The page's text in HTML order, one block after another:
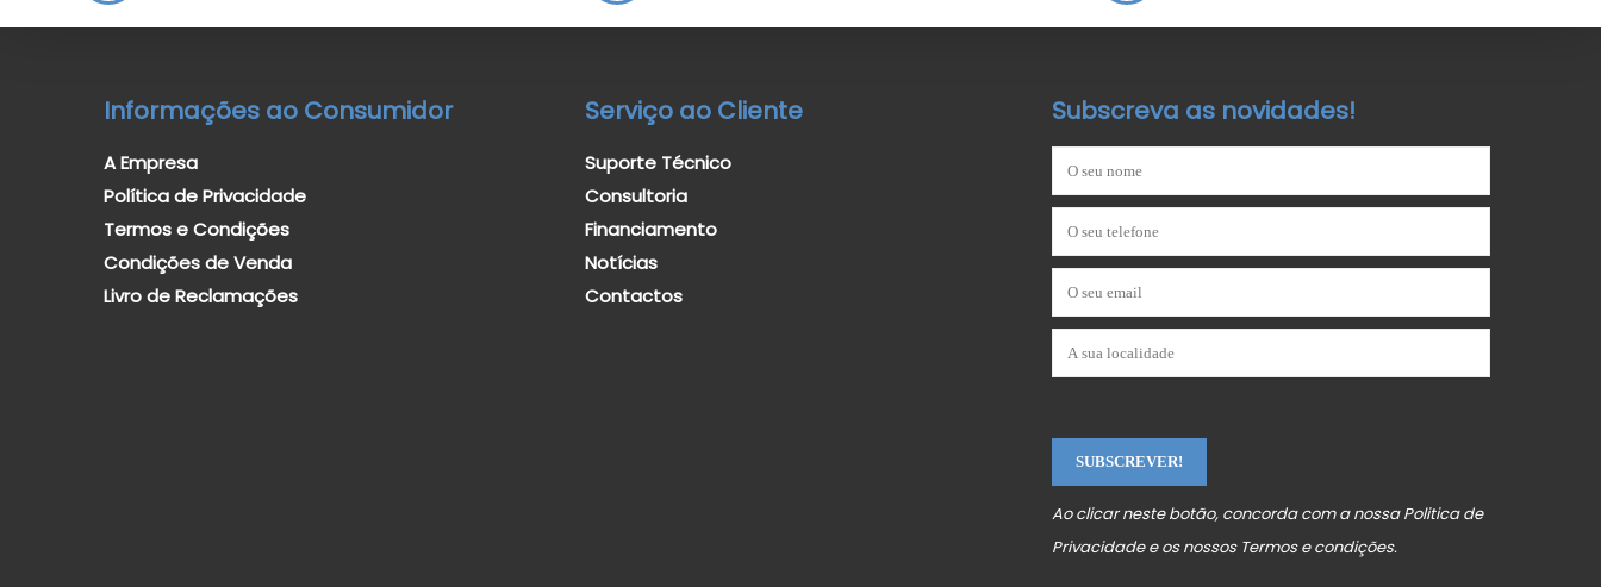
Informações ao Consumidor
A Empresa
Política de Privacidade
Termos e Condições
Condições de Venda
Livro de Reclamações
Serviço ao Cliente
Suporte Técnico
Consultoria
Financiamento
Notícias
Contactos
Subscreva as novidades!
Ao clicar neste botão, concorda com a nossaPolitica de
Privacidadee os nossos Termos e condições.